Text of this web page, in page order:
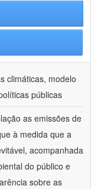
climáticas, modelo
públicas
as emissões de
à medida que a
acompanhada
do público e
sobre as